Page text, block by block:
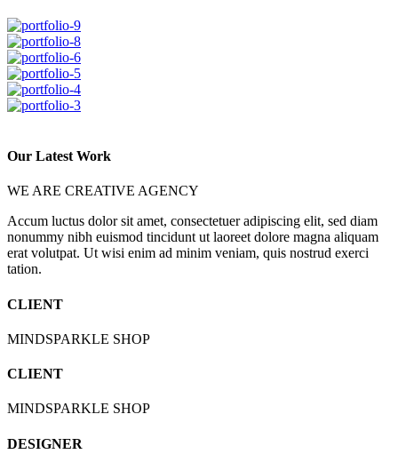
Our Latest Work
WE ARE CREATIVE AGENCY
Accum luctus dolor sit amet, consectetuer adipiscing elit, sed diam
nonummy nibh euismod tincidunt ut laoreet dolore magna aliquam
erat volutpat. Ut wisi enim ad minim veniam, quis nostrud exerci
tation.
CLIENT
MINDSPARKLE SHOP
CLIENT
MINDSPARKLE SHOP
DESIGNER